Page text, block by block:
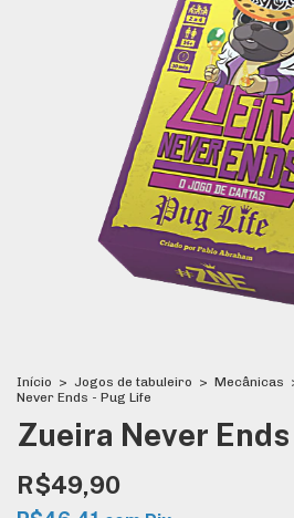
Início > Jogos de tabuleiro > Mecânicas
Never Ends - Pug Life
Zueira Never
R$49,90